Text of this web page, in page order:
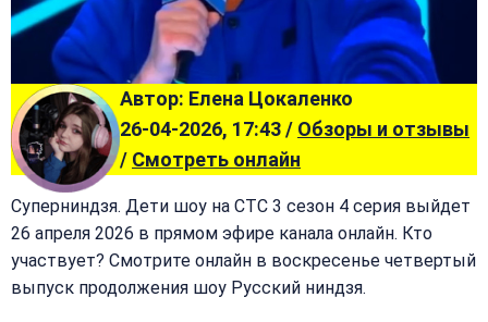
Автор: Елена Цокаленко
26-04-2026, 17:43 / Обзоры и отзывы
/ Смотреть онлайн
Суперниндзя. Дети шоу на СТС 3 сезон 4 серия выйдет
26 апреля 2026 в прямом эфире канала онлайн. Кто
участвует? Смотрите онлайн в воскресенье четвертый
выпуск продолжения шоу Русский ниндзя.